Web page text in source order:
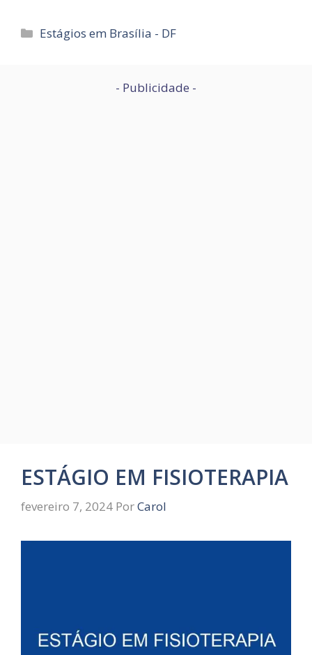
Categorias
Estágios em Brasília - DF
- Publicidade -
ESTÁGIO EM FISIOTERAPIA
fevereiro 7, 2024 PorCarol